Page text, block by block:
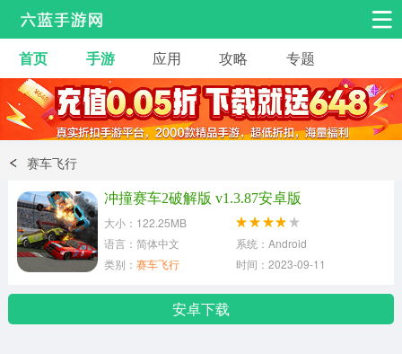
安卓手游 手游工具
热门手游 角色扮演 益智休闲
动作射击
冒险解谜 经营养成
体育竞技
首页 手游 应用 攻略 专题
赛车飞行
冲撞赛车2破解版 v1.3.87安卓版
大小：122.25MB
语言：简体中文
系统：Android
类别： 赛车飞行 时间：2023-09-11
安卓下载